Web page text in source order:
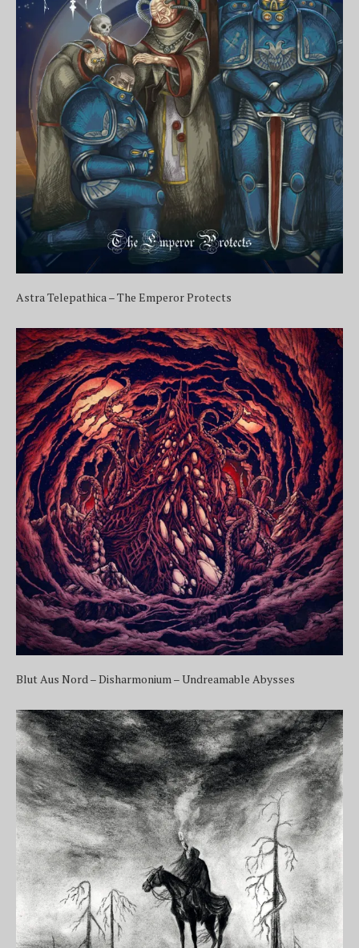
Astra Telepathica – The Emperor Protects
Blut Aus Nord – Disharmonium – Undreamable Abysses